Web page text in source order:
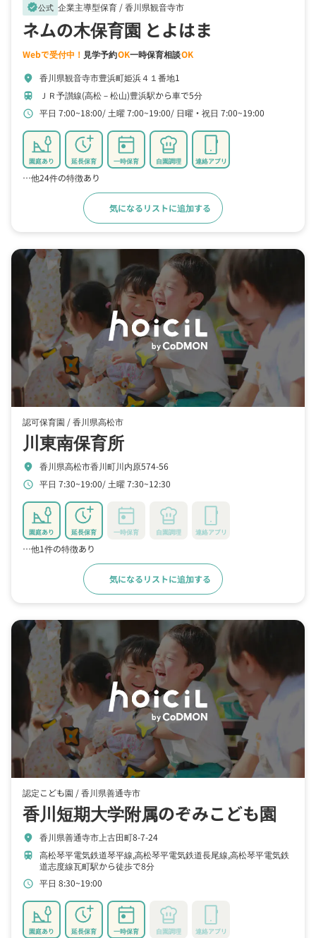
verified公式 企業主導型保育 /香川県観音寺市
ネムの木保育園 とよはま
Webで受付中！ 見学予約OK一時保育相談OK
location_on 香川県観音寺市豊浜町姫浜４１番地1
train ＪＲ予讃線(高松－松山)豊浜駅から車で5分
schedule 平日 7:00~18:00 土曜 7:00~19:00 日曜・祝日 7:00~19:00
園庭あり 延長保育 一時保育 自園調理 連絡アプリ
…他24件の特徴あり
気になるリストに追加する
認可保育園 /香川県高松市
川東南保育所
location_on 香川県高松市香川町川内原574-56
schedule 平日 7:30~19:00 土曜 7:30~12:30
園庭あり 延長保育 一時保育 自園調理 連絡アプリ
…他1件の特徴あり
気になるリストに追加する
認定こども園 /香川県善通寺市
香川短期大学附属のぞみこども園
location_on 香川県善通寺市上古田町8-7-24
train
高松琴平電気鉄道琴平線,高松琴平電気鉄道長尾線,高松琴平電気鉄
道志度線瓦町駅から徒歩で8分
schedule 平日 8:30~19:00
園庭あり 延長保育 一時保育 自園調理 連絡アプリ